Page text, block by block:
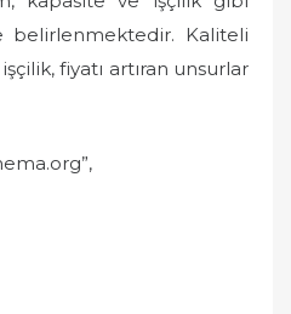
belirlenmektedir. Kaliteli
fiyatı artıran unsurlar